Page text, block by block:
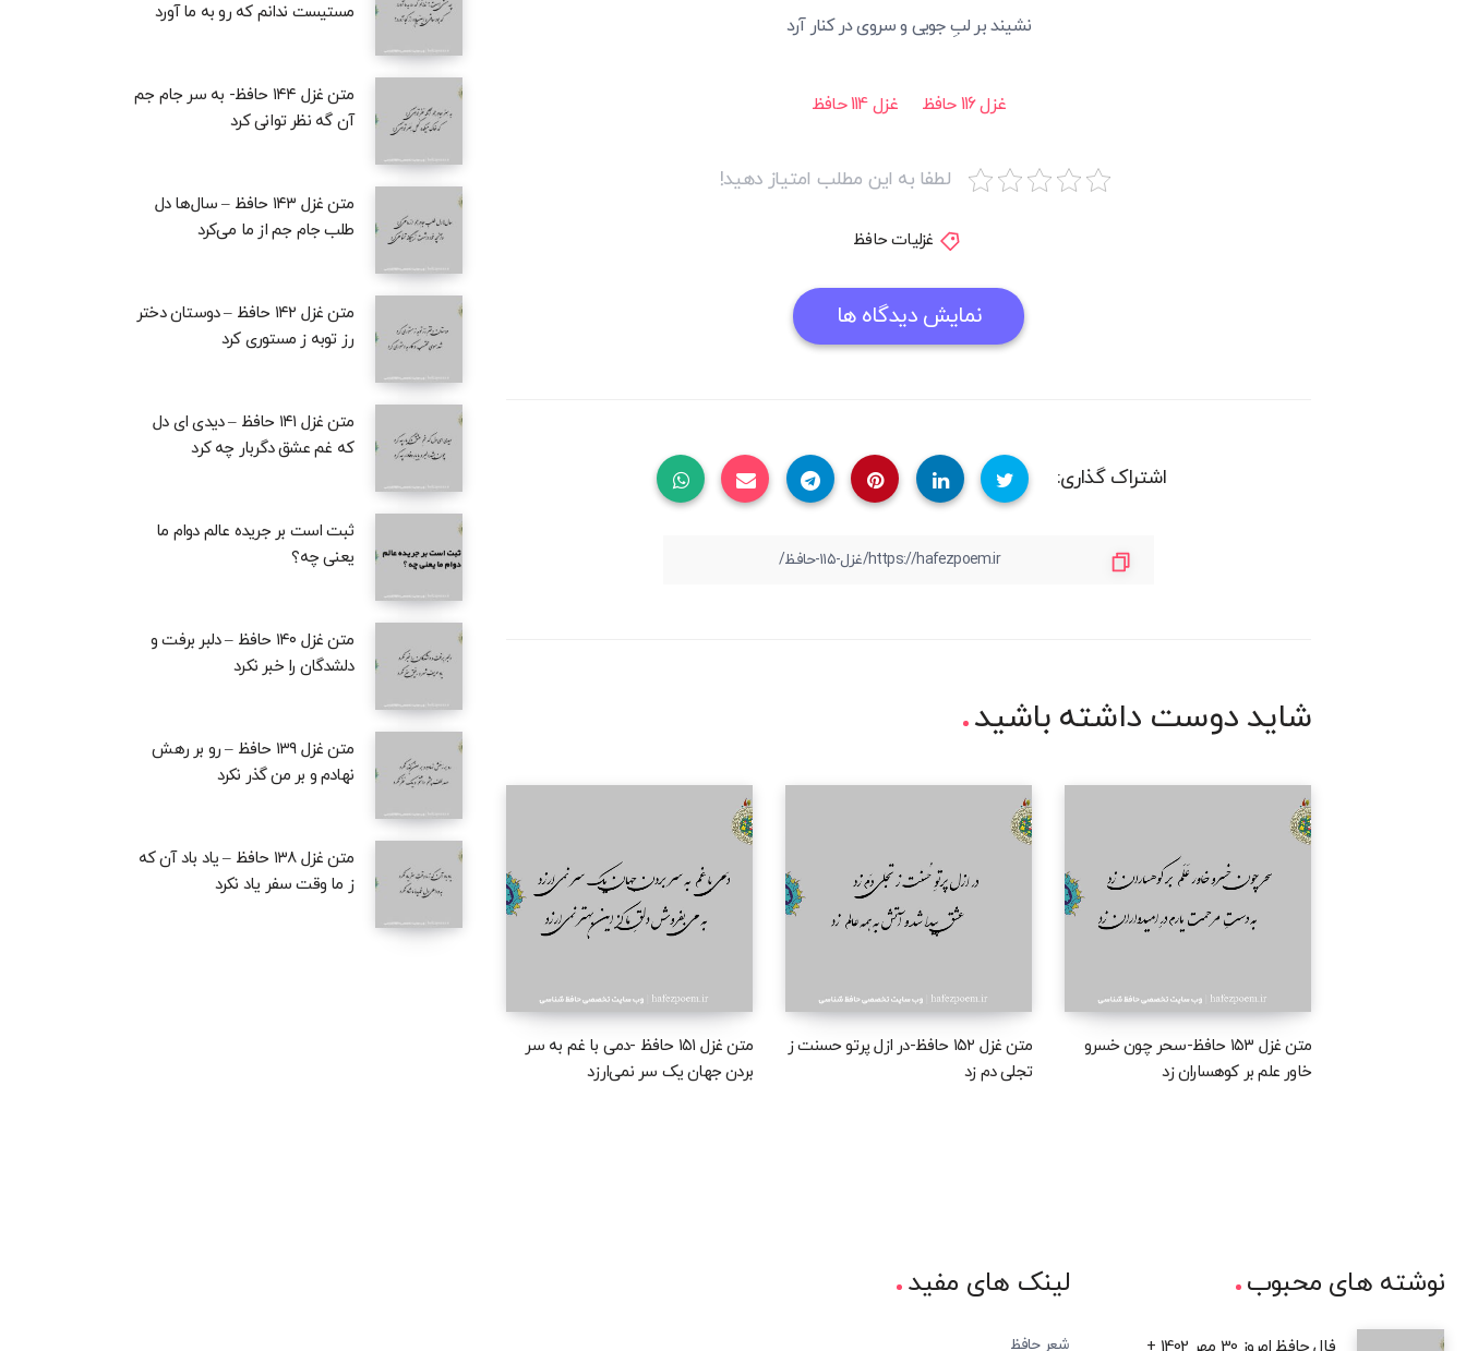
نشیند بر لبِ جویی و سروی در کنار آرد
غزل 116 حافظ غزل 114 حافظ
لطفا به این مطلب امتیاز دهید!
غزلیات حافظ
نمایش دیدگاه ها
اشتراک گذاری:
شاید دوست داشته باشید
متن غزل ۱۵۳ حافظ-سحر چون خسرو
خاور علم بر کوهساران زد
متن غزل ۱۵۲ حافظ-در ازل پرتو حسنت ز
تجلی دم زد
متن غزل ۱۵۱ حافظ -دمی با غم به سر
بردن جهان یک سر نمی‌ارزد
مستیست ندانم که رو به ما آورد
متن غزل ۱۴۴ حافظ- به سر جام جم
آن گه نظر توانی کرد
متن غزل ۱۴۳ حافظ – سال‌ها دل
طلب جام جم از ما می‌کرد
متن غزل ۱۴۲ حافظ – دوستان دختر
رز توبه ز مستوری کرد
متن غزل ۱۴۱ حافظ – دیدی ای دل
که غم عشق دگربار چه کرد
ثبت است بر جریده عالم دوام ما
یعنی چه؟
متن غزل ۱۴۰ حافظ – دلبر برفت و
دلشدگان را خبر نکرد
متن غزل ۱۳۹ حافظ – رو بر رهش
نهادم و بر من گذر نکرد
متن غزل ۱۳۸ حافظ – یاد باد آن که
ز ما وقت سفر یاد نکرد
نوشته های محبوب لینک های مفید
شعر حافظ